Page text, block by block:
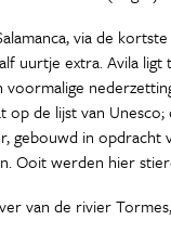
via de
uurtje extra. Avila
op de lijst van
gebouwd in
Ooit werden hier
van de rivier